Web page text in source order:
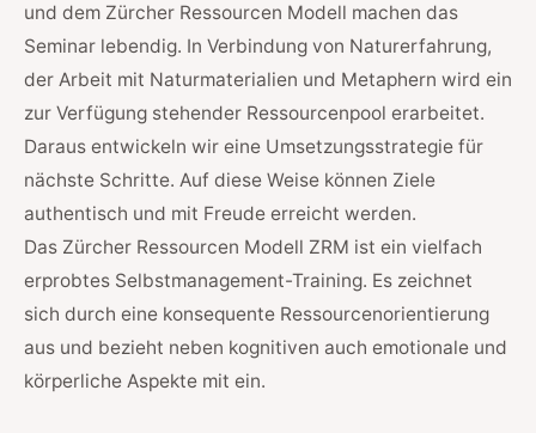
und dem Zürcher Ressourcen Modell machen das
Seminar lebendig. In Verbindung von Naturerfahrung,
der Arbeit mit Naturmaterialien und Metaphern wird ein
zur Verfügung stehender Ressourcenpool erarbeitet.
Daraus entwickeln wir eine Umsetzungsstrategie für
nächste Schritte. Auf diese Weise können Ziele
authentisch und mit Freude erreicht werden.
Das Zürcher Ressourcen Modell ZRM ist ein vielfach
erprobtes Selbstmanagement-Training. Es zeichnet
sich durch eine konsequente Ressourcenorientierung
aus und bezieht neben kognitiven auch emotionale und
körperliche Aspekte mit ein.